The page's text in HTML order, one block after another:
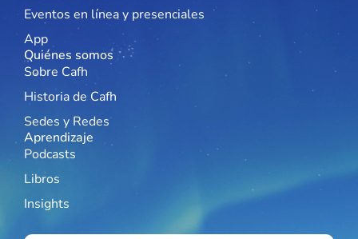
Eventos en línea y presenciales
App
Quiénes somos
Sobre Cafh
Historia de Cafh
Sedes y Redes
Aprendizaje
Podcasts
Libros
Insights